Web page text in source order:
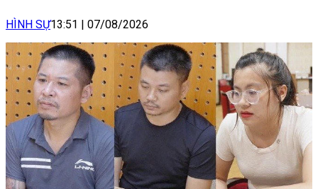
HÌNH SỰ13:51 | 07/08/2026